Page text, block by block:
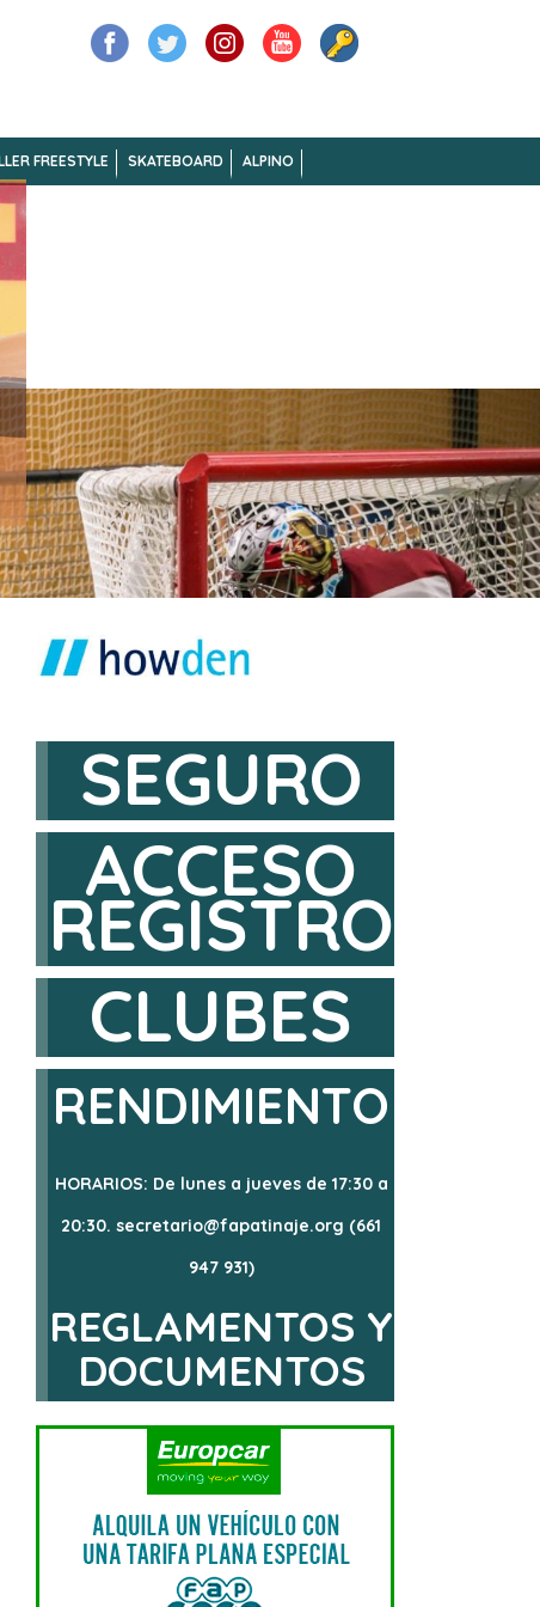
FREESTYLE SKATEBOARD ALPINO
SEGURO
ACCESO
REGISTRO
CLUBES
RENDIMIENTO
HORARIOS: De lunes a jueves de 17:30 a
20:30. secretario@fapatinaje.org (661
947 931)
REGLAMENTOS Y
DOCUMENTOS